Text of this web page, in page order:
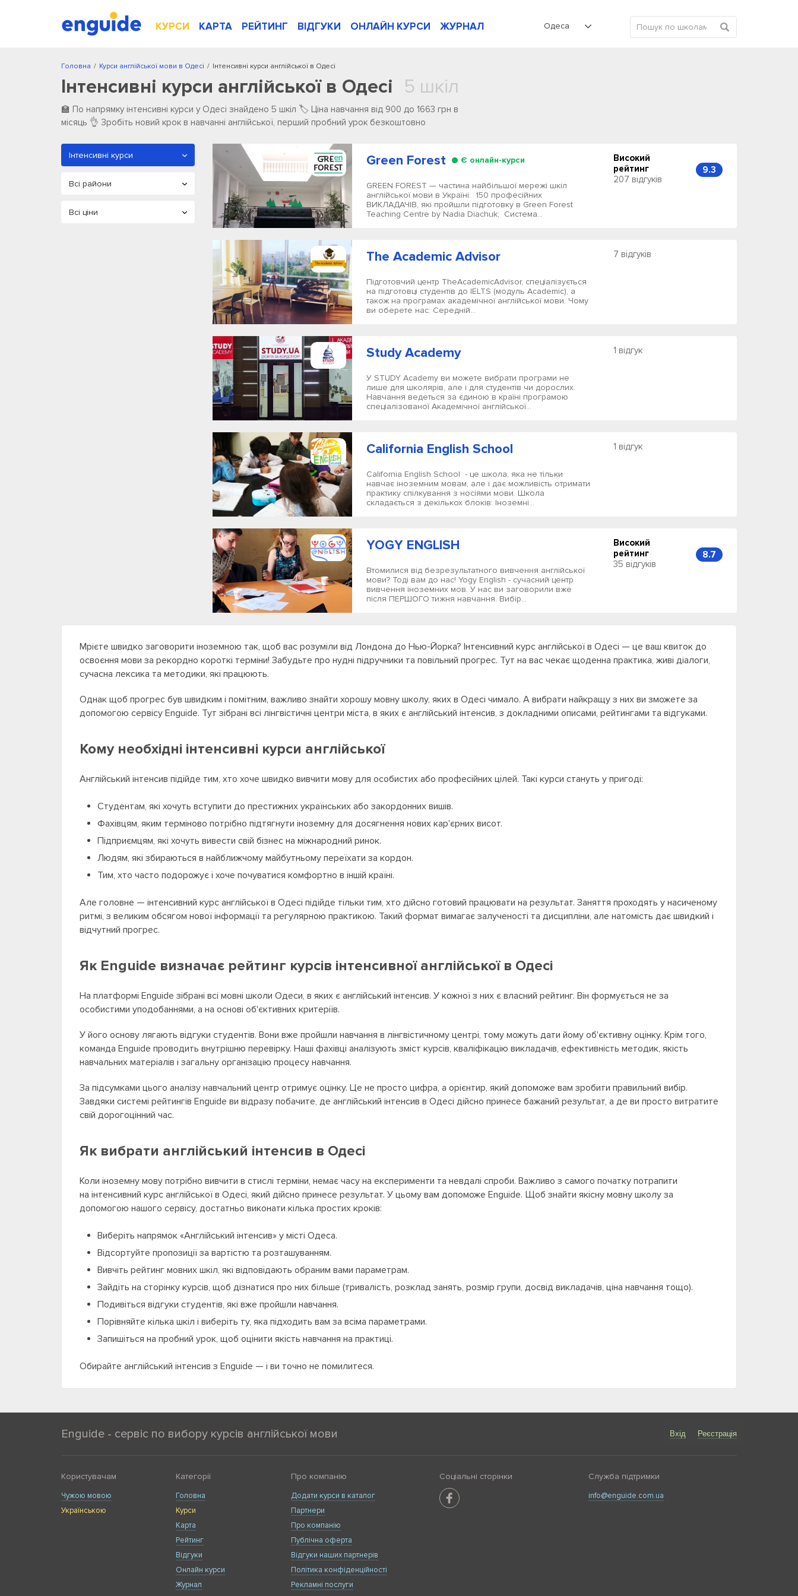
КУРСИ КАРТА РЕЙТИНГ ВІДГУКИ ОНЛАЙН КУРСИ ЖУРНАЛ Одеса
/
Головна /
Курси англійської мови в Одесі Інтенсивні курси англійської в Одесі
Інтенсивні курси англійської в Одесі 5 шкіл
🏫 По напрямку інтенсивні курси у Одесі ️знайдено ️5 ️шкіл 🏷️ Ціна навчання від 900 до 1663 грн в
місяць 👌 Зробіть новий крок в навчанні англійської, перший пробний урок безкоштовно
Мрієте швидко заговорити іноземною так, щоб вас розуміли від Лондона до Нью-Йорка? Інтенсивний курс англійської в Одесі — це ваш квиток до
освоєння мови за рекордно короткі терміни! Забудьте про нудні підручники та повільний прогрес. Тут на вас чекає щоденна практика, живі діалоги,
сучасна лексика та методики, які працюють.
Однак щоб прогрес був швидким і помітним, важливо знайти хорошу мовну школу, яких в Одесі чимало. А вибрати найкращу з них ви зможете за
допомогою сервісу Enguide. Тут зібрані всі лінгвістичні центри міста, в яких є англійський інтенсив, з докладними описами, рейтингами та відгуками.
Кому необхідні інтенсивні курси англійської
Англійський інтенсив підійде тим, хто хоче швидко вивчити мову для особистих або професійних цілей. Такі курси стануть у пригоді:
Студентам, які хочуть вступити до престижних українських або закордонних вишів.
Фахівцям, яким терміново потрібно підтягнути іноземну для досягнення нових кар'єрних висот.
Підприємцям, які хочуть вивести свій бізнес на міжнародний ринок.
Людям, які збираються в найближчому майбутньому переїхати за кордон.
Тим, хто часто подорожує і хоче почуватися комфортно в іншій країні.
Але головне — інтенсивний курс англійської в Одесі підійде тільки тим, хто дійсно готовий працювати на результат. Заняття проходять у насиченому
ритмі, з великим обсягом нової інформації та регулярною практикою. Такий формат вимагає залученості та дисципліни, але натомість дає швидкий і
відчутний прогрес.
Як Enguide визначає рейтинг курсів інтенсивної англійської в Одесі
На платформі Enguide зібрані всі мовні школи Одеси, в яких є англійський інтенсив. У кожної з них є власний рейтинг. Він формується не за
особистими уподобаннями, а на основі об'єктивних критеріїв.
У його основу лягають відгуки студентів. Вони вже пройшли навчання в лінгвістичному центрі, тому можуть дати йому об'єктивну оцінку. Крім того,
команда Enguide проводить внутрішню перевірку. Наші фахівці аналізують зміст курсів, кваліфікацію викладачів, ефективність методик, якість
навчальних матеріалів і загальну організацію процесу навчання.
За підсумками цього аналізу навчальний центр отримує оцінку. Це не просто цифра, а орієнтир, який допоможе вам зробити правильний вибір.
Завдяки системі рейтингів Enguide ви відразу побачите, де англійський інтенсив в Одесі дійсно принесе бажаний результат, а де ви просто витратите
свій дорогоцінний час.
Як вибрати англійський інтенсив в Одесі
Коли іноземну мову потрібно вивчити в стислі терміни, немає часу на експерименти та невдалі спроби. Важливо з самого початку потрапити
на інтенсивний курс англійської в Одесі, який дійсно принесе результат. У цьому вам допоможе Enguide. Щоб знайти якісну мовну школу за
допомогою нашого сервісу, достатньо виконати кілька простих кроків:
Виберіть напрямок «Англійський інтенсив» у місті Одеса.
Відсортуйте пропозиції за вартістю та розташуванням.
Вивчіть рейтинг мовних шкіл, які відповідають обраним вами параметрам.
Зайдіть на сторінку курсів, щоб дізнатися про них більше (тривалість, розклад занять, розмір групи, досвід викладачів, ціна навчання тощо).
Подивіться відгуки студентів, які вже пройшли навчання.
Порівняйте кілька шкіл і виберіть ту, яка підходить вам за всіма параметрами.
Запишіться на пробний урок, щоб оцінити якість навчання на практиці.
Обирайте англійський інтенсив з Enguide — і ви точно не помилитеся.
Green Forest Є онлайн-курси
GREEN FOREST — частина найбільшої мережі шкіл
англійської мови в Україні. 150 професійних
ВИКЛАДАЧІВ, які пройшли підготовку в Green Forest
Teaching Centre by Nadia Diachuk; Система...
Високий
рейтинг
207 відгуків
9.3
The Academic Advisor
Підготовчий центр TheAcademicAdvisor, спеціалізується
на підготовці студентів до IELTS (модуль Academic), а
також на програмах академічної англійської мови. Чому
ви оберете нас: Середній...
7 відгуків
Study Academy
У STUDY Academy ви можете вибрати програми не
лише для школярів, але і для студентів чи дорослих.
Навчання ведеться за єдиною в країні програмою
спеціалізованої Академічної англійської...
1 відгук
California English School
California English School - це школа, яка не тільки
навчає іноземним мовам, але і дає можливість отримати
практику спілкування з носіями мови. Школа
складається з декількох блоків: Іноземні...
1 відгук
YOGY ENGLISH
Втомилися від безрезультатного вивчення англійської
мови? Тоді вам до нас! Yogy English - сучасний центр
вивчення іноземних мов. У нас ви заговорили вже
після ПЕРШОГО тижня навчання. Вибір...
Високий
рейтинг
35 відгуків
8.7
Enguide - сервіс по вибору курсів англійської мови Вхід Реєстрація
Користувачам
Чужою мовою
Українською
Категорії
Головна
Курси
Карта
Рейтинг
Відгуки
Онлайн курси
Журнал
Про компанію
Додати курси в каталог
Партнери
Про компанію
Публічна оферта
Відгуки наших партнерів
Політика конфіденційності
Рекламні послуги
Соціальні сторінки Служба підтримки
info@enguide.com.ua